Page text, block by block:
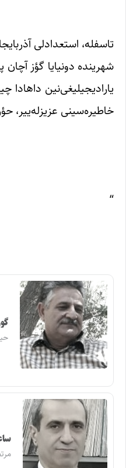
شهرینده دونیایا گؤز
یارادیجیلیغی‌نین
خاطیره‌سینی عزیزله‌ییر،
“